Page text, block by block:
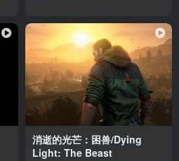
消逝的光芒：困兽/Dying
Light: The Beast